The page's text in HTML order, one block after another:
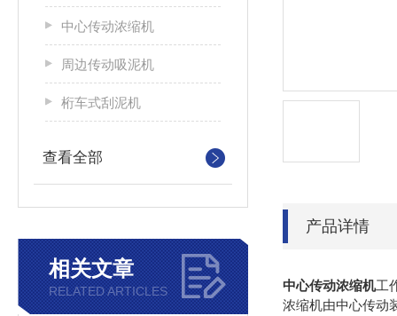
中心传动浓缩机
周边传动吸泥机
桁车式刮泥机
查看全部
相关文章
RELATED ARTICLES
产品详情
中心传动浓缩机工
浓缩机由中心传动